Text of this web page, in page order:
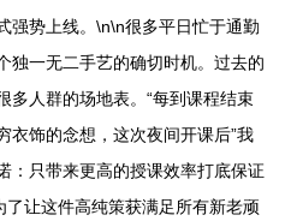
强势上线。\n\n很多平日忙于通勤
独一无二手艺的确切时机。过去的
多人群的场地表。“每到课程结束
衣饰的念想，这次夜间开课后”我
：只带来更高的授课效率打底保证
让这件高纯策获满足所有新老顽